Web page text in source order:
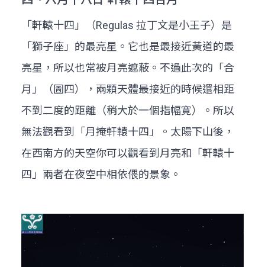
「軒轅十四」（Regulas 拉丁文是小王子）是
「獅子座」的最亮星。它也是最接近黃道的最
亮星，所以也常被月亮遮蔽。不過此次的「合
月」（圖四），兩顆天體最接近的時候還相距
不到二度的距離（稍大於一個指幅寛）。所以
無法觀看到「月掩軒轅十四」。太陽下山後，
在西南方的天空你可以觀看到月亮和「軒轅十
四」兩者在夜空中相依偎的景象。